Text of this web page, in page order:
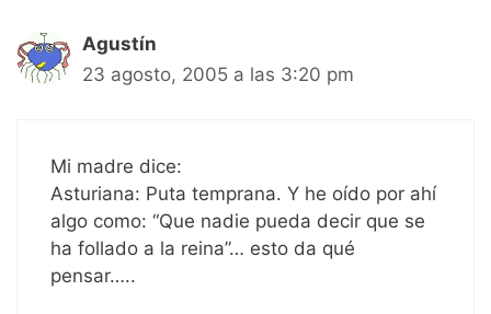
Agustín
23 agosto, 2005 a las 3:20 pm
Mi madre dice:
Asturiana: Puta temprana. Y he oído por ahí
algo como: “Que nadie pueda decir que se
ha follado a la reina”… esto da qué
pensar…..